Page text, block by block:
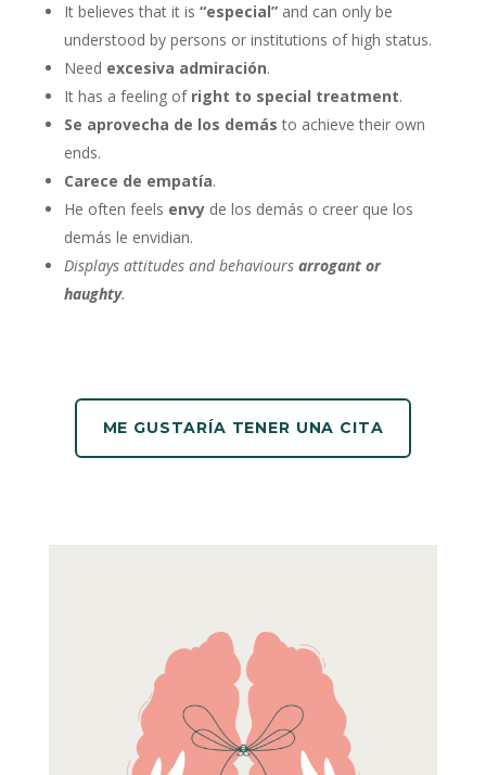
It believes that it is “especial”and can only be
understood by persons or institutions of high status.
Need excesiva admiración.
It has a feeling of right to special treatment.
Se aprovecha de los demás to achieve their own
ends.
Carece de empatía.
He often feels envyde los demás o creer que los
demás le envidian.
Displays attitudes and behaviours arrogant or
haughty.
ME GUSTARÍA TENER UNA CITA